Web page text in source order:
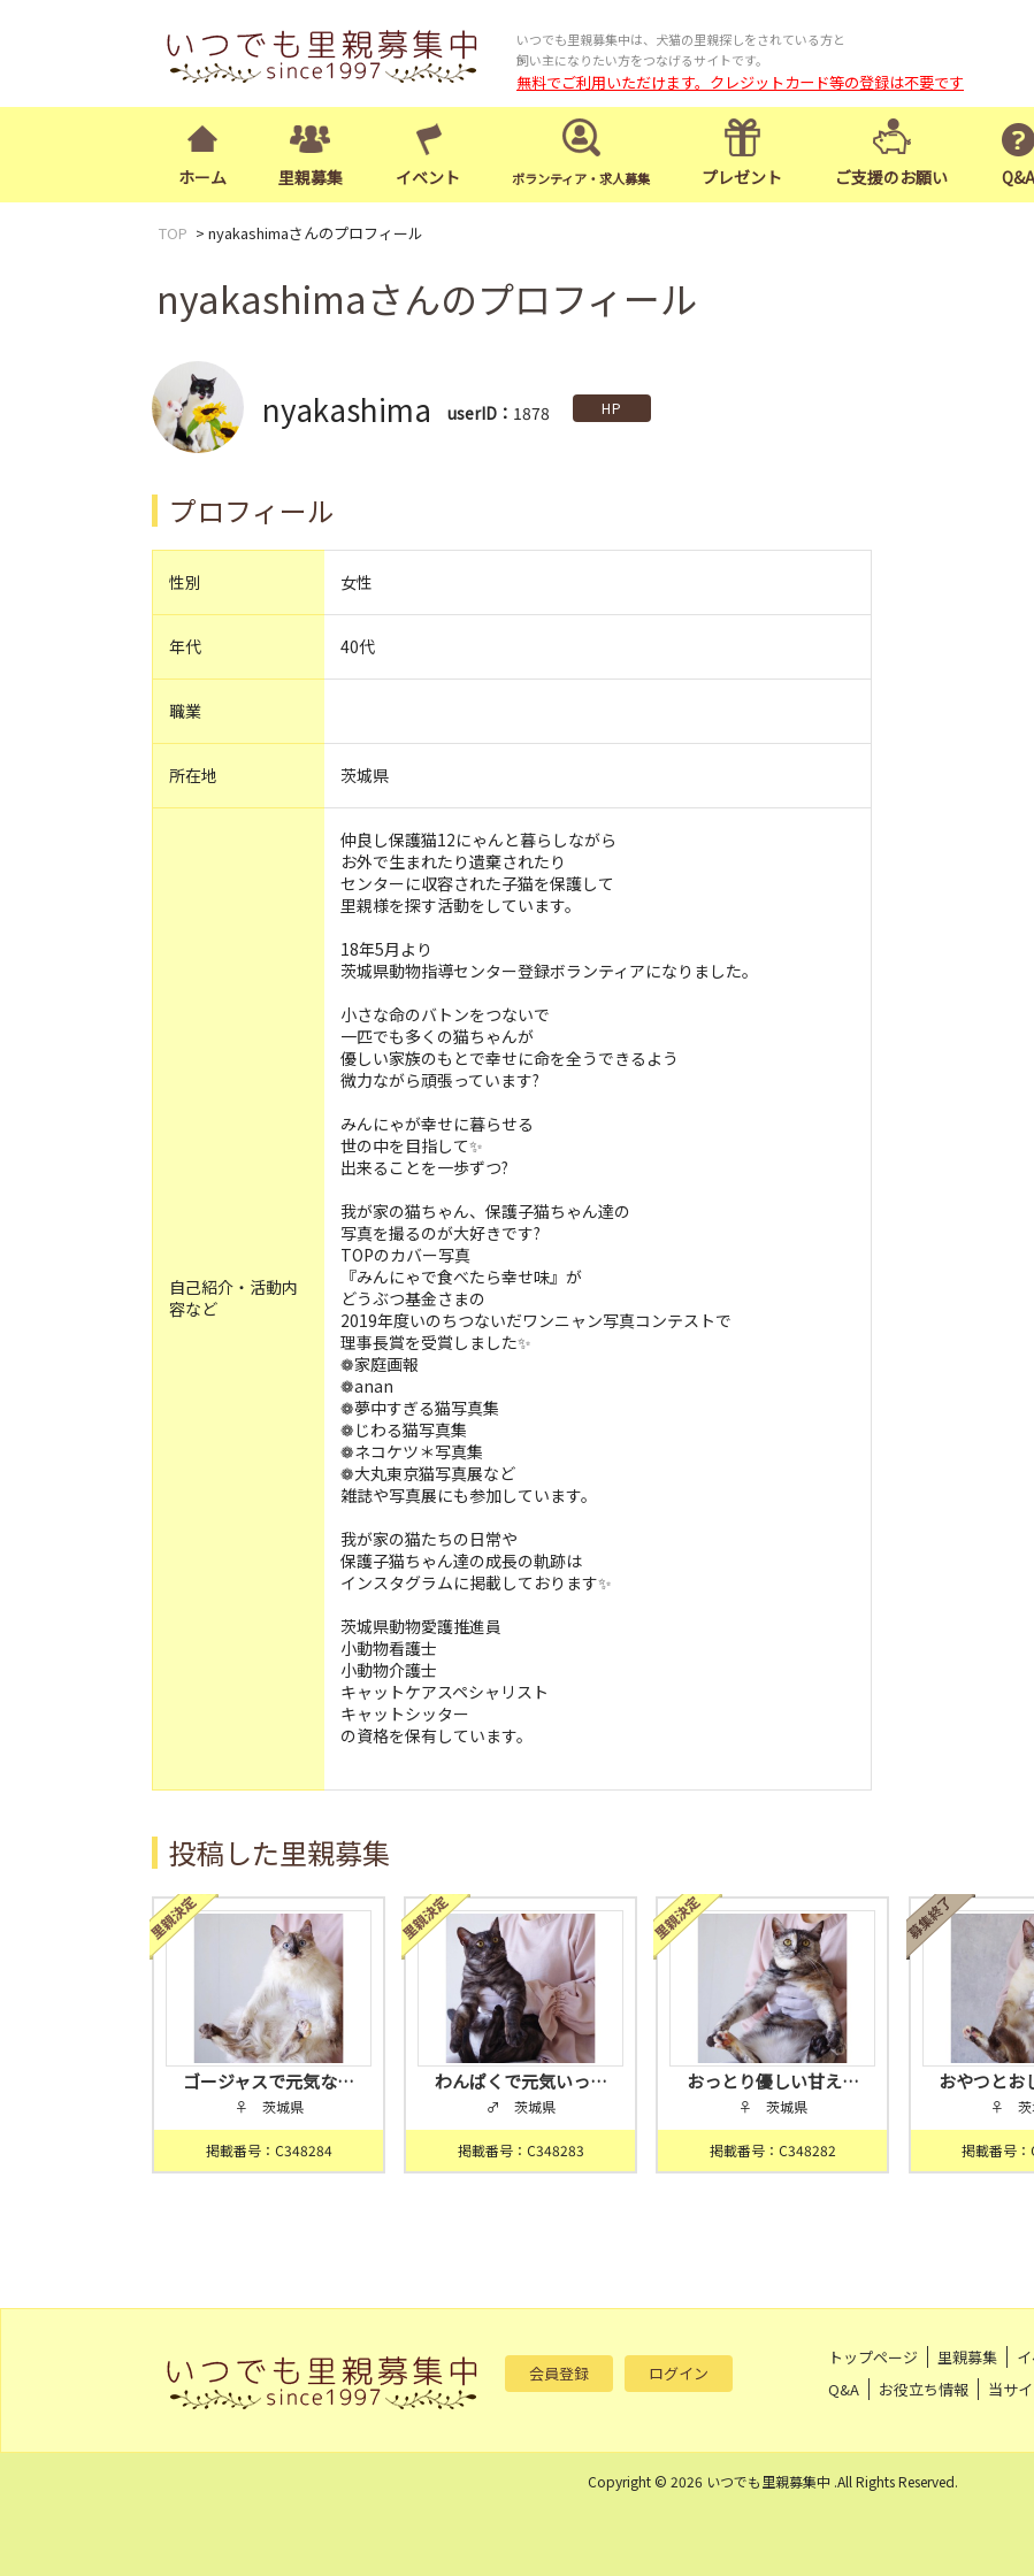
いつでも里親募集中は、犬猫の里親探しをされている方と
飼い主になりたい方をつなげるサイトです。
無料でご利用いただけます。クレジットカード等の登録は不要です
ホーム 里親募集 イベント ボランティア・求人募集 プレゼント ご支援のお願い
TOP nyakashimaさんのプロフィール
nyakashimaさんのプロフィール
nyakashima userID： 1878 HP
プロフィール
性別 女性
年代 40代
職業
所在地 茨城県
自己紹介・活動内
容など
仲良し保護猫12にゃんと暮らしながら
お外で生まれたり遺棄されたり
センターに収容された子猫を保護して
里親様を探す活動をしています。
18年5月より
茨城県動物指導センター登録ボランティアになりました。
小さな命のバトンをつないで
一匹でも多くの猫ちゃんが
優しい家族のもとで幸せに命を全うできるよう
微力ながら頑張っています?
みんにゃが幸せに暮らせる
世の中を目指して✨
出来ることを一歩ずつ?
我が家の猫ちゃん、保護子猫ちゃん達の
写真を撮るのが大好きです?
TOPのカバー写真
『みんにゃで食べたら幸せ味』が
どうぶつ基金さまの
2019年度いのちつないだワンニャン写真コンテストで
理事長賞を受賞しました✨
❁家庭画報
❁anan
❁夢中すぎる猫写真集
❁じわる猫写真集
❁ネコケツ＊写真集
❁大丸東京猫写真展など
雑誌や写真展にも参加しています。
我が家の猫たちの日常や
保護子猫ちゃん達の成長の軌跡は
インスタグラムに掲載しております✨
茨城県動物愛護推進員
小動物看護士
小動物介護士
キャットケアスペシャリスト
キャットシッター
の資格を保有しています。
投稿した里親募集
ゴージャスで元気な…
♀ 茨城県
掲載番号：C348284
わんぱくで元気いっ…
♂ 茨城県
掲載番号：C348283
おっとり優しい甘え…
♀ 茨城県
掲載番号：C348282
おやつと
♀ 茨
掲載番号
会員登録 ログイン
トップページ 里親募集
Q&A
お役立ち情報 当サ
Copyright © 2026 いつでも里親募集中 .All Rights Reserved.